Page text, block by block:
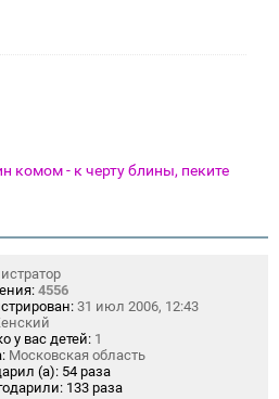
комом - к черту блины, пеките
4556
31 июл 2006, 12:43
у вас детей: 1
Московская область
(а): 54 раза
133 раза